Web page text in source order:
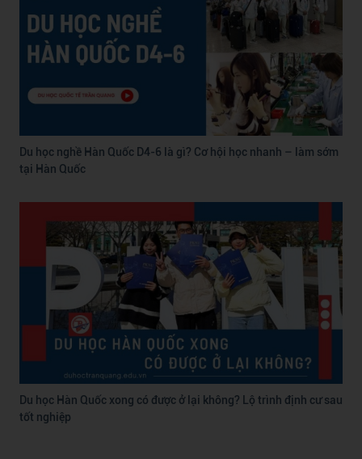
Du học nghề Hàn Quốc D4-6 là gì? Cơ hội học nhanh – làm sớm
tại Hàn Quốc
Du học Hàn Quốc xong có được ở lại không? Lộ trình định cư sau
tốt nghiệp